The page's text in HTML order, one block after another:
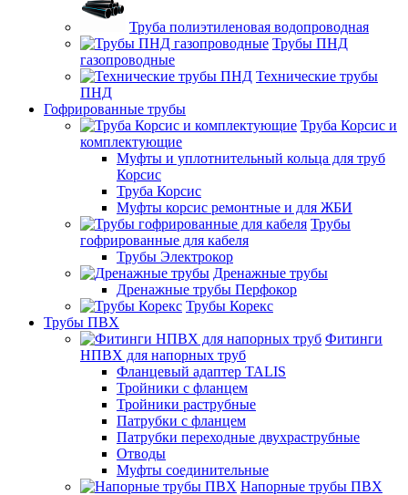
Труба полиэтиленовая водопроводная
Трубы ПНД
газопроводные
Технические трубы
ПНД
Гофрированные трубы
Труба Корсис и
комплектующие
Муфты и уплотнительный кольца для труб
Корсис
Труба Корсис
Муфты корсис ремонтные и для ЖБИ
Трубы
гофрированные для кабеля
Трубы Электрокор
Дренажные трубы
Дренажные трубы Перфокор
Трубы Корекс
Трубы ПВХ
Фитинги
НПВХ для напорных труб
Фланцевый адаптер TALIS
Тройники с фланцем
Тройники раструбные
Патрубки с фланцем
Патрубки переходные двухраструбные
Отводы
Муфты соединительные
Напорные трубы ПВХ